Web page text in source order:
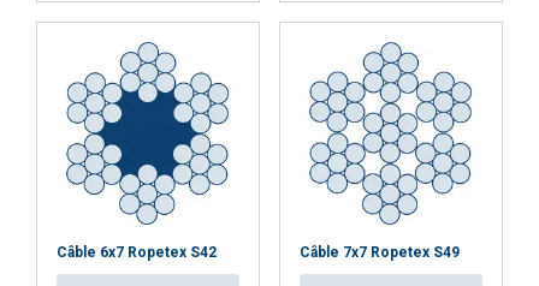
Câble 6x7 Ropetex S42 Câble 7x7 Ropetex S49